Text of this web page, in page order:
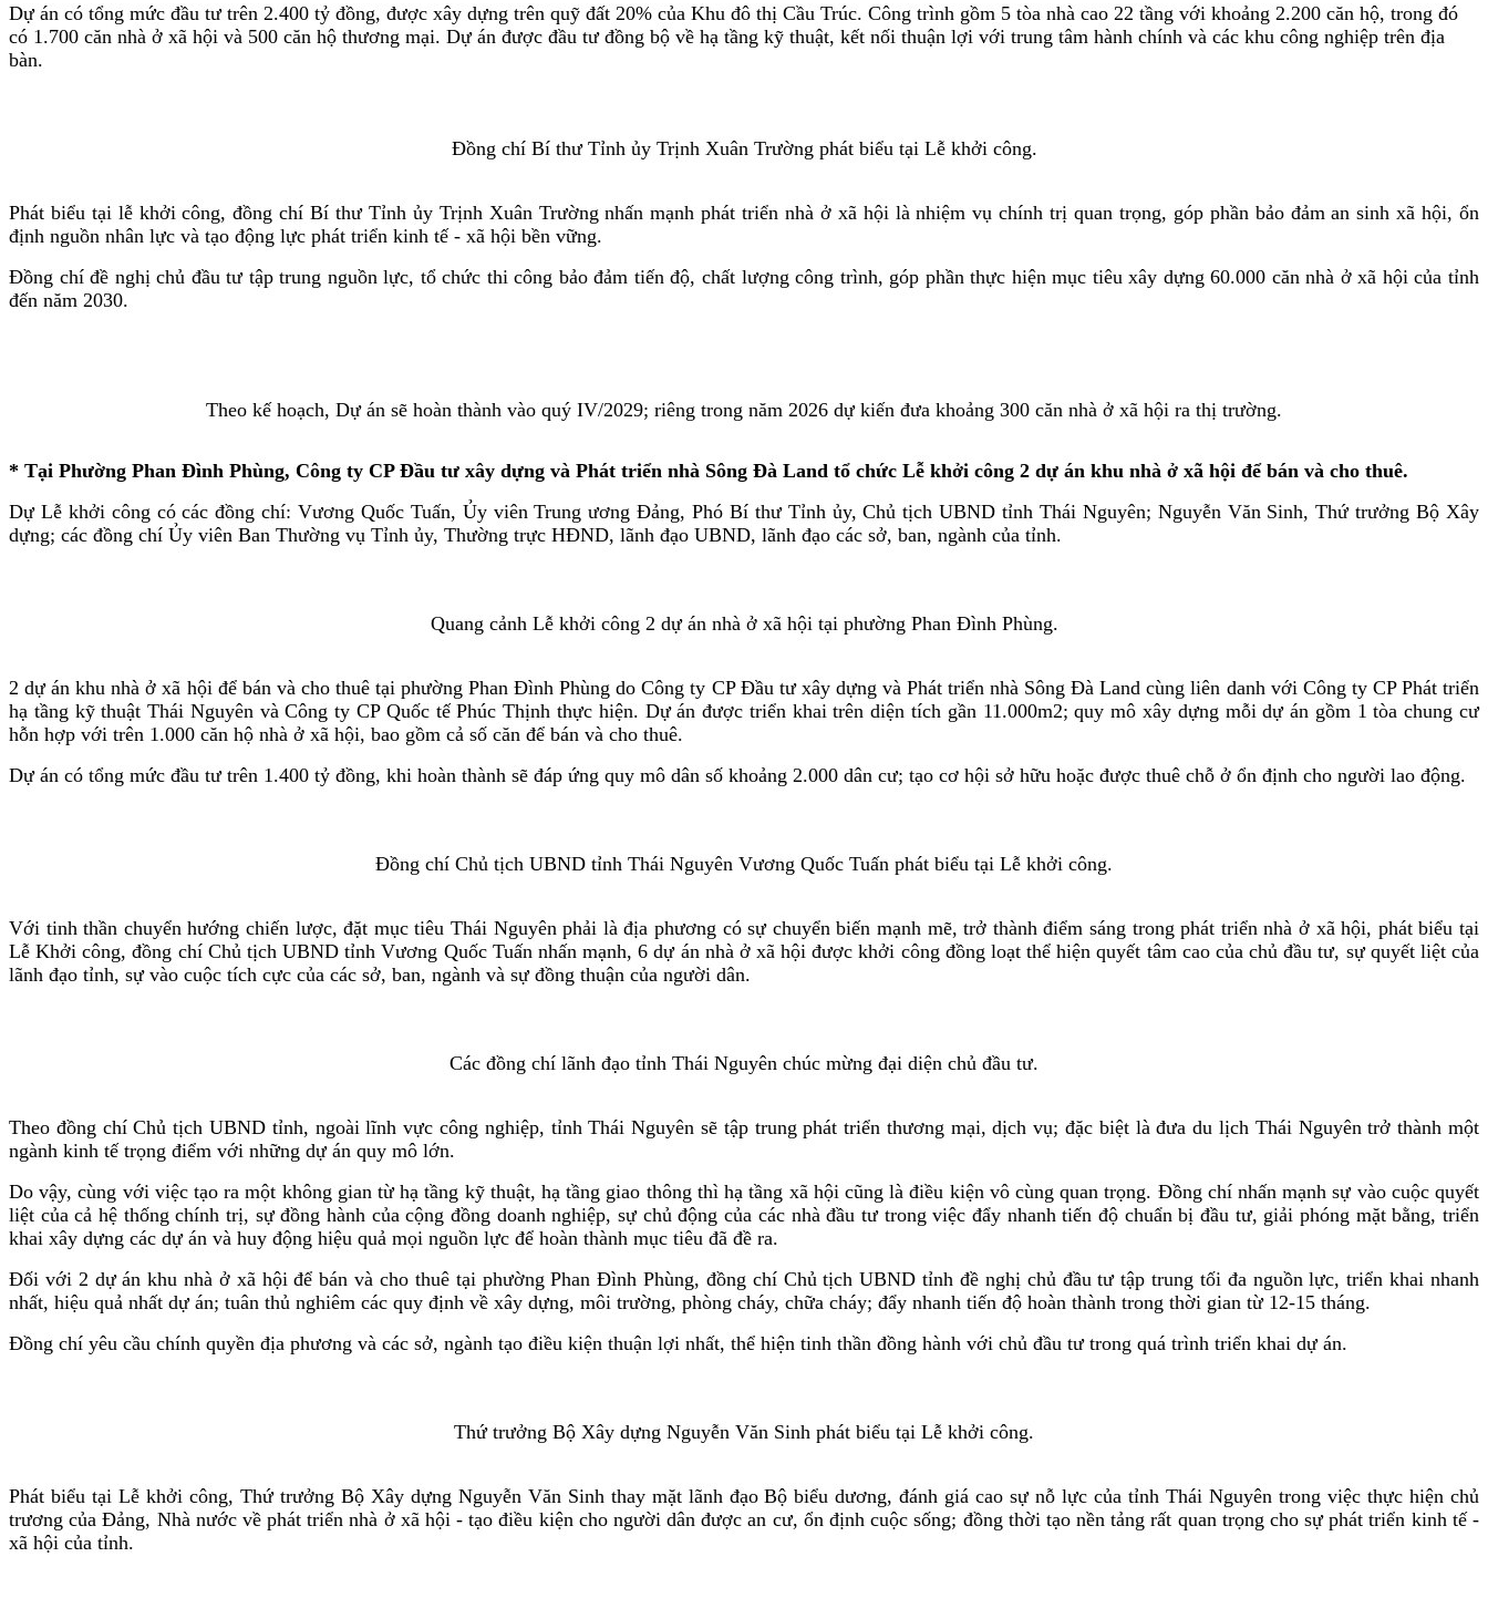
Dự án có tổng mức đầu tư trên 2.400 tỷ đồng, được xây dựng trên quỹ đất 20% của Khu đô thị Cầu Trúc. Công trình gồm 5 tòa nhà cao 22 tầng với khoảng 2.200 căn hộ, trong đó
có 1.700 căn nhà ở xã hội và 500 căn hộ thương mại. Dự án được đầu tư đồng bộ về hạ tầng kỹ thuật, kết nối thuận lợi với trung tâm hành chính và các khu công nghiệp trên địa
bàn.
Đồng chí Bí thư Tỉnh ủy Trịnh Xuân Trường phát biểu tại Lễ khởi công.
Phát biểu tại lễ khởi công, đồng chí Bí thư Tỉnh ủy Trịnh Xuân Trường nhấn mạnh phát triển nhà ở xã hội là nhiệm vụ chính trị quan trọng, góp phần bảo đảm an sinh xã hội, ổn
định nguồn nhân lực và tạo động lực phát triển kinh tế - xã hội bền vững.
Đồng chí đề nghị chủ đầu tư tập trung nguồn lực, tổ chức thi công bảo đảm tiến độ, chất lượng công trình, góp phần thực hiện mục tiêu xây dựng 60.000 căn nhà ở xã hội của tỉnh
đến năm 2030.
Theo kế hoạch, Dự án sẽ hoàn thành vào quý IV/2029; riêng trong năm 2026 dự kiến đưa khoảng 300 căn nhà ở xã hội ra thị trường.
* Tại Phường Phan Đình Phùng, Công ty CP Đầu tư xây dựng và Phát triển nhà Sông Đà Land tổ chức Lễ khởi công 2 dự án khu nhà ở xã hội để bán và cho thuê.
Dự Lễ khởi công có các đồng chí: Vương Quốc Tuấn, Ủy viên Trung ương Đảng, Phó Bí thư Tỉnh ủy, Chủ tịch UBND tỉnh Thái Nguyên; Nguyễn Văn Sinh, Thứ trưởng Bộ Xây
dựng; các đồng chí Ủy viên Ban Thường vụ Tỉnh ủy, Thường trực HĐND, lãnh đạo UBND, lãnh đạo các sở, ban, ngành của tỉnh.
Quang cảnh Lễ khởi công 2 dự án nhà ở xã hội tại phường Phan Đình Phùng.
2 dự án khu nhà ở xã hội để bán và cho thuê tại phường Phan Đình Phùng do Công ty CP Đầu tư xây dựng và Phát triển nhà Sông Đà Land cùng liên danh với Công ty CP Phát triển
hạ tầng kỹ thuật Thái Nguyên và Công ty CP Quốc tế Phúc Thịnh thực hiện. Dự án được triển khai trên diện tích gần 11.000m2; quy mô xây dựng mỗi dự án gồm 1 tòa chung cư
hỗn hợp với trên 1.000 căn hộ nhà ở xã hội, bao gồm cả số căn để bán và cho thuê.
Dự án có tổng mức đầu tư trên 1.400 tỷ đồng, khi hoàn thành sẽ đáp ứng quy mô dân số khoảng 2.000 dân cư; tạo cơ hội sở hữu hoặc được thuê chỗ ở ổn định cho người lao động.
Đồng chí Chủ tịch UBND tỉnh Thái Nguyên Vương Quốc Tuấn phát biểu tại Lễ khởi công.
Với tinh thần chuyển hướng chiến lược, đặt mục tiêu Thái Nguyên phải là địa phương có sự chuyển biến mạnh mẽ, trở thành điểm sáng trong phát triển nhà ở xã hội, phát biểu tại
Lễ Khởi công, đồng chí Chủ tịch UBND tỉnh Vương Quốc Tuấn nhấn mạnh, 6 dự án nhà ở xã hội được khởi công đồng loạt thể hiện quyết tâm cao của chủ đầu tư, sự quyết liệt của
lãnh đạo tỉnh, sự vào cuộc tích cực của các sở, ban, ngành và sự đồng thuận của người dân.
Các đồng chí lãnh đạo tỉnh Thái Nguyên chúc mừng đại diện chủ đầu tư.
Theo đồng chí Chủ tịch UBND tỉnh, ngoài lĩnh vực công nghiệp, tỉnh Thái Nguyên sẽ tập trung phát triển thương mại, dịch vụ; đặc biệt là đưa du lịch Thái Nguyên trở thành một
ngành kinh tế trọng điểm với những dự án quy mô lớn.
Do vậy, cùng với việc tạo ra một không gian từ hạ tầng kỹ thuật, hạ tầng giao thông thì hạ tầng xã hội cũng là điều kiện vô cùng quan trọng. Đồng chí nhấn mạnh sự vào cuộc quyết
liệt của cả hệ thống chính trị, sự đồng hành của cộng đồng doanh nghiệp, sự chủ động của các nhà đầu tư trong việc đẩy nhanh tiến độ chuẩn bị đầu tư, giải phóng mặt bằng, triển
khai xây dựng các dự án và huy động hiệu quả mọi nguồn lực để hoàn thành mục tiêu đã đề ra.
Đối với 2 dự án khu nhà ở xã hội để bán và cho thuê tại phường Phan Đình Phùng, đồng chí Chủ tịch UBND tỉnh đề nghị chủ đầu tư tập trung tối đa nguồn lực, triển khai nhanh
nhất, hiệu quả nhất dự án; tuân thủ nghiêm các quy định về xây dựng, môi trường, phòng cháy, chữa cháy; đẩy nhanh tiến độ hoàn thành trong thời gian từ 12-15 tháng.
Đồng chí yêu cầu chính quyền địa phương và các sở, ngành tạo điều kiện thuận lợi nhất, thể hiện tinh thần đồng hành với chủ đầu tư trong quá trình triển khai dự án.
Thứ trưởng Bộ Xây dựng Nguyễn Văn Sinh phát biểu tại Lễ khởi công.
Phát biểu tại Lễ khởi công, Thứ trưởng Bộ Xây dựng Nguyễn Văn Sinh thay mặt lãnh đạo Bộ biểu dương, đánh giá cao sự nỗ lực của tỉnh Thái Nguyên trong việc thực hiện chủ
trương của Đảng, Nhà nước về phát triển nhà ở xã hội - tạo điều kiện cho người dân được an cư, ổn định cuộc sống; đồng thời tạo nền tảng rất quan trọng cho sự phát triển kinh tế -
xã hội của tỉnh.